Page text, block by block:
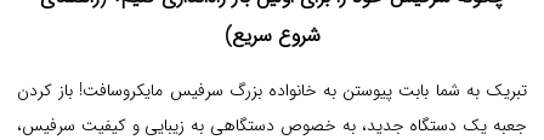
شروع سریع)
تبریک به شما بابت پیوستن به خانواده بزرگ سرفیس مایکروسافت! باز کردن
جعبه یک دستگاه جدید، به خصوص دستگاهی به زیبایی و کیفیت سرفیس،